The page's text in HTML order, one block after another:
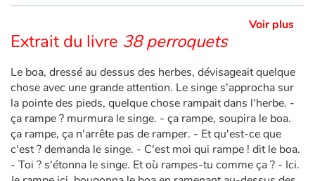
Rencontres et témoignages
Contes d'ici et d'ailleurs
Autour de la lecture
Apprendre à lire
Livre audio
Voir plus
Extrait du livre 38 perroquets
Le boa, dressé au dessus des herbes, dévisageait quelque
chose avec une grande attention. Le singe s'approcha sur
la pointe des pieds, quelque chose rampait dans l'herbe. -
ça rampe ? murmura le singe. - ça rampe, soupira le boa.
ça rampe, ça n'arrête pas de ramper. - Et qu'est-ce que
c'est ? demanda le singe. - C'est moi qui rampe ! dit le boa.
- Toi ? s'étonna le singe. Et où rampes-tu comme ça ? - Ici.